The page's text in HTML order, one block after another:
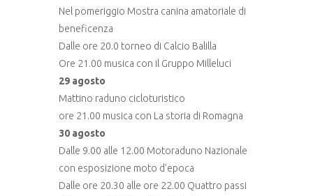
Nel pomeriggio Mostra canina amatoriale di
beneficenza
Dalle ore 20.0 torneo di Calcio Balilla
Ore 21.00 musica con il Gruppo Milleluci
29 agosto
Mattino raduno cicloturistico
ore 21.00 musica con La storia di Romagna
30 agosto
Dalle 9.00 alle 12.00 Motoraduno Nazionale
con esposizione moto d’epoca
Dalle ore 20.30 alle ore 22.00 Quattro passi